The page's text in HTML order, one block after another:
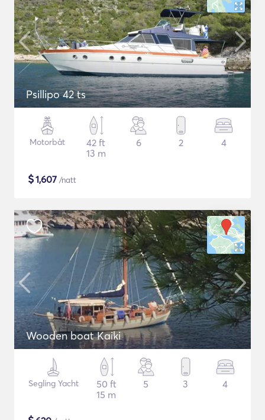
Psillipo 42 ts
Motorbåt
42 ft
13 m
6 2 4
$1,607 /natt
Wooden boat Kaiki
Segling Yacht
50 ft
15 m
5 3 4